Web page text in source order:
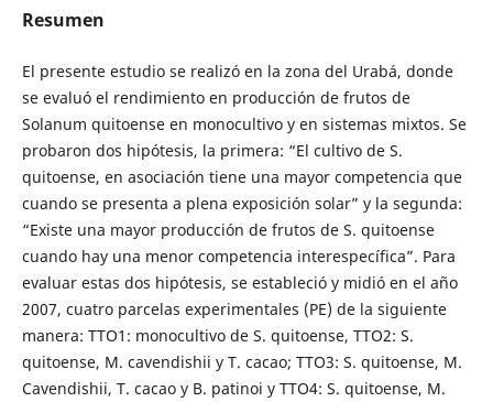
Resumen
El presente estudio se realizó en la zona del Urabá, donde
se evaluó el rendimiento en producción de frutos de
Solanum quitoense en monocultivo y en sistemas mixtos. Se
probaron dos hipótesis, la primera: “El cultivo de S.
quitoense, en asociación tiene una mayor competencia que
cuando se presenta a plena exposición solar” y la segunda:
“Existe una mayor producción de frutos de S. quitoense
cuando hay una menor competencia interespecífica”. Para
evaluar estas dos hipótesis, se estableció y midió en el año
2007, cuatro parcelas experimentales (PE) de la siguiente
manera: TTO1: monocultivo de S. quitoense, TTO2: S.
quitoense, M. cavendishii y T. cacao; TTO3: S. quitoense, M.
Cavendishii, T. cacao y B. patinoi y TTO4: S. quitoense, M.